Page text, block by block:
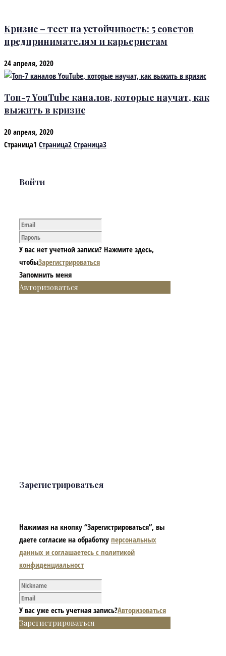
Кризис – тест на устойчивость: 5 советов
предпринимателям и карьеристам
24 апреля, 2020
Топ-7 YouTube каналов, которые научат, как
выжить в кризис
20 апреля, 2020
Страница1 Страница2 Страница3
Войти
У вас нет учетной записи? Нажмите здесь,
чтобыЗарегистрироваться
Запомнить меня
Авторизоваться
Зарегистрироваться
Нажимая на кнопку “Зарегистрироваться”, вы
даете согласие на обработку персональных
данных и соглашаетесь с политикой
конфиденциальност
У вас уже есть учетная запись?Авторизоваться
Зарегистрироваться